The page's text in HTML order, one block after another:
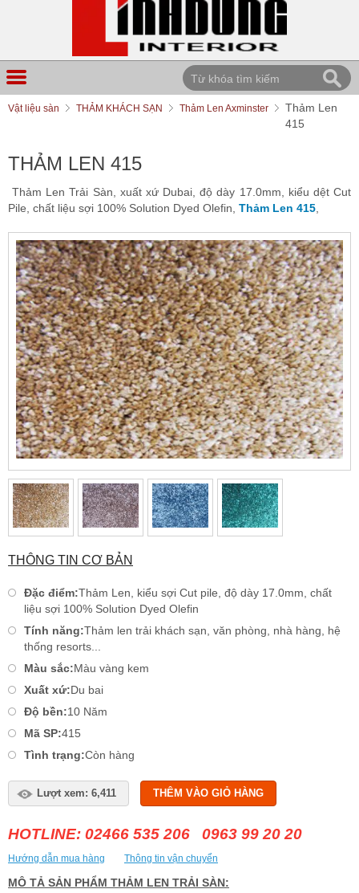
Vật liệu sàn THẢM KHÁCH SẠN Thảm Len Axminster
Thảm Len
415
THẢM LEN 415
Thảm Len Trải Sàn, xuất xứ Dubai, độ dày 17.0mm, kiểu dệt Cut
Pile, chất liệu sợi 100% Solution Dyed Olefin, Thảm Len 415
THÔNG TIN CƠ BẢN
Đặc điểm:Thảm Len, kiểu sợi Cut pile, độ dày 17.0mm, chất
liệu sợi 100% Solution Dyed Olefin
Tính năng:Thảm len trải khách sạn, văn phòng, nhà hàng, hệ
thống resorts...
Màu sắc:Màu vàng kem
Xuất xứ:Du bai
Độ bền:10 Năm
Mã SP:415
Tình trạng:Còn hàng
Lượt xem: 6,411 THÊM VÀO GIỎ HÀNG
HOTLINE: 02466 535 206 0963 99 20 20
Hướng dẫn mua hàng Thông tin vận chuyển
MÔ TẢ SẢN PHẨM THẢM LEN TRẢI SÀN: